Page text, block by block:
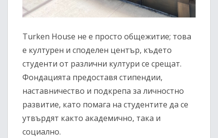
Turken House не е просто общежитие; това
е културен и споделен център, където
студенти от различни култури се срещат.
Фондацията предоставя стипендии,
наставничество и подкрепа за личностно
развитие, като помага на студентите да се
утвърдят както академично, така и
социално.